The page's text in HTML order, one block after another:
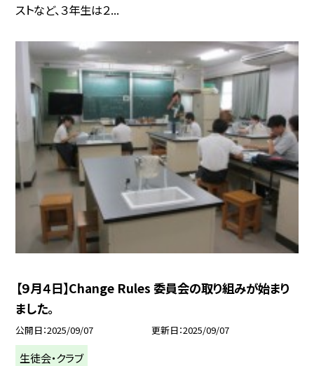
ストなど、３年生は２...
【９月４日】Change Rules 委員会の取り組みが始まり
ました。
公開日 2025/09/07 更新日 2025/09/07
生徒会・クラブ